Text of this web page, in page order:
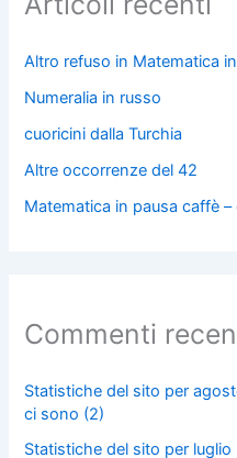
Altro refuso in Matematica
Numeralia in russo
cuoricini dalla Turchia
Altre occorrenze del 42
Matematica in pausa caffè
Commenti
Statistiche del sito per
ci sono (2)
Statistiche del sito per luglio